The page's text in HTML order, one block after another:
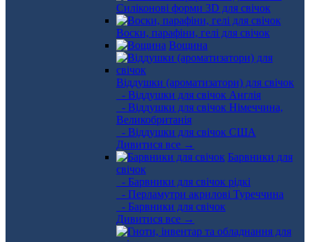
Силіконові форми 3D для свічок
Воски, парафіни, гелі для свічок
Вощина
Віддушки (ароматизатори) для свічок
- Віддушки для свічок Англія
- Віддушки для свічок Німеччина,
Великобританія
- Віддушки для свічок США
Дивитися все →
Барвники для
свічок
- Барвники для свічок рідкі
- Перламутри акрилові Туреччина
- Барвники для свічок
Дивитися все →